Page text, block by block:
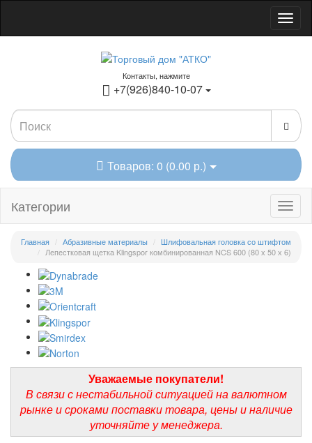
Контакты, нажмите
+7(926)840-10-07
Товаров: 0 (0.00 р.)
Категории
Главная Абразивные материалы
Шлифовальная головка со штифтом
Лепестковая щетка Klingspor комбинированная NCS 600 (80 х 50 х 6)
Уважаемые покупатели!
В связи с нестабильной ситуацией на валютном
рынке и сроками поставки товара, цены и наличие
уточняйте у менеджера.